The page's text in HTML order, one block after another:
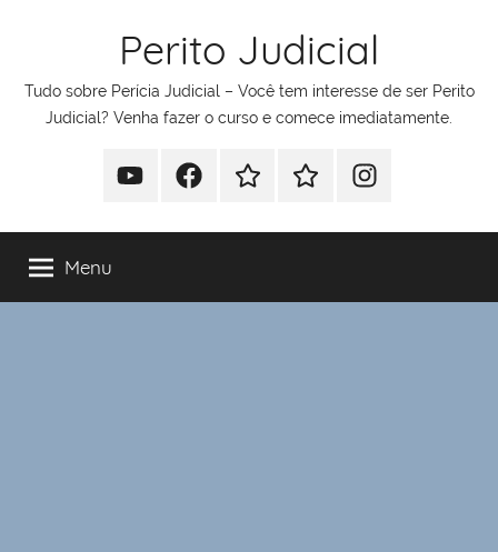
conteúdo
Perito Judicial
Tudo sobre Perícia Judicial – Você tem interesse de ser Perito
Judicial? Venha fazer o curso e comece imediatamente.
YoutubeFacebookWhatsappTelegramInstagram
Menu